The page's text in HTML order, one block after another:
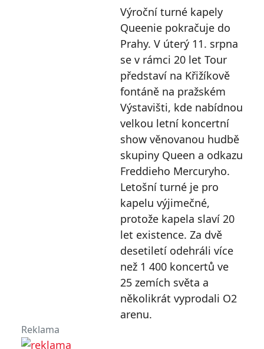
Výroční turné kapely
Queenie pokračuje do
Prahy. V úterý 11. srpna
se v rámci 20 let Tour
představí na Křižíkově
fontáně na pražském
Výstavišti, kde nabídnou
velkou letní koncertní
show věnovanou hudbě
skupiny Queen a odkazu
Freddieho Mercuryho.
Letošní turné je pro
kapelu výjimečné,
protože kapela slaví 20
let existence. Za dvě
desetiletí odehráli více
než 1 400 koncertů ve
25 zemích světa a
několikrát vyprodali O2
arenu.
Reklama